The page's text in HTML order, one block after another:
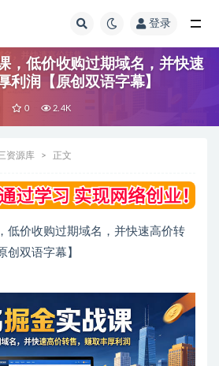
登录
，低价收购过期域名，并快速
利润【原创双语字幕】
0 2.4K
资源库 正文
低价收购过期域名，并快速高价转
创双语字幕】